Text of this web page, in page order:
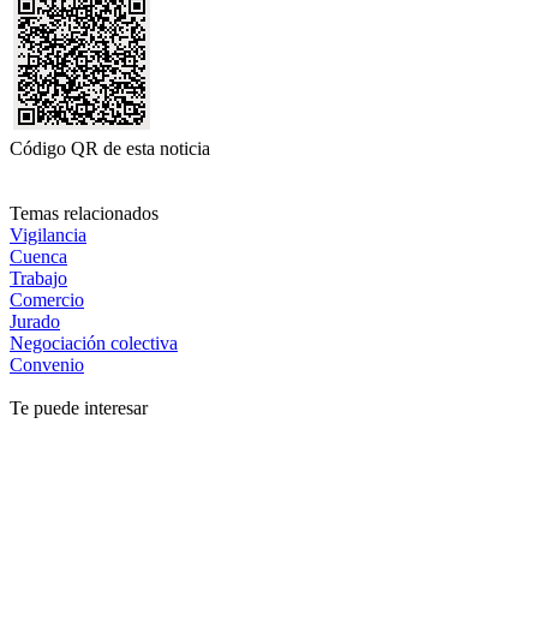
Código QR de esta noticia
Temas relacionados
Vigilancia
Cuenca
Trabajo
Comercio
Jurado
Negociación colectiva
Convenio
Te puede interesar